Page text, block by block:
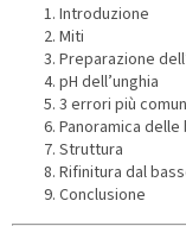
Introduzione
Miti
Preparazione
pH dell’unghia
3 errori più
Panoramica delle
Struttura
Rifinitura dal
Conclusione